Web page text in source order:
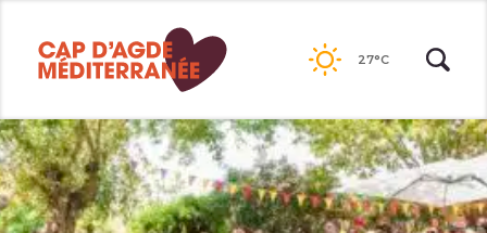
contenu
27°C